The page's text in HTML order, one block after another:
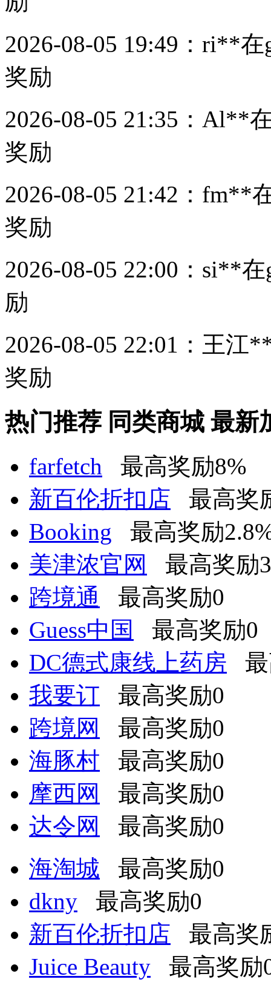
2026-08-05 19:49： ri**在
奖励
2026-08-05 21:35： Al**
奖励
2026-08-05 21:42： fm**
奖励
2026-08-05 22:00： si**在
励
2026-08-05 22:01： 王江
奖励
热门推荐 同类商城 最新
farfetch 最高奖励8%
新百伦折扣店 最高奖
Booking 最高奖励
美津浓官网
最高奖励
跨境通
最高奖励0
Guess中国
最高奖励0
DC德式康线上药房 最
我要订 最高奖励0
跨境网
最高奖励0
海豚村 最高奖励0
摩西网
最高奖励0
达令网
最高奖励0
海淘城 最高奖励0
dkny 最高奖励0
新百伦折扣店 最高奖
Juice Beauty 最高奖励